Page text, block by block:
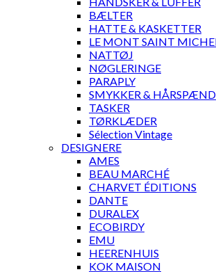
BÆLTER
HATTE & KASKETTER
LE MONT SAINT
NATTØJ
NØGLERINGE
PARAPLY
SMYKKER &
TASKER
TØRKLÆDER
Sélection Vintage
DESIGNERE
AMES
BEAU MARCHÉ
CHARVET ÉDITIONS
DANTE
DURALEX
ECOBIRDY
EMU
HEERENHUIS
KOK MAISON